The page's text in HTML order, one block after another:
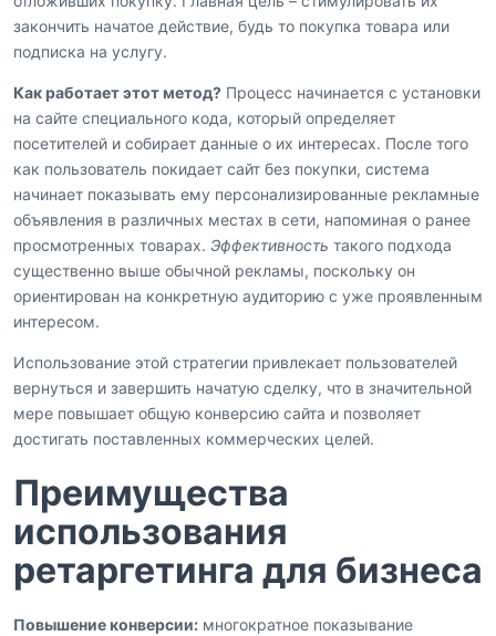
закончить начатое действие, будь то покупка товара или
подписка на услугу.
Как работает этот метод? Процесс начинается с установки
на сайте специального кода, который определяет
посетителей и собирает данные о их интересах. После того
как пользователь покидает сайт без покупки, система
начинает показывать ему персонализированные рекламные
объявления в различных местах в сети, напоминая о ранее
просмотренных товарах. Эффективность такого подхода
существенно выше обычной рекламы, поскольку он
ориентирован на конкретную аудиторию с уже проявленным
интересом.
Использование этой стратегии привлекает пользователей
вернуться и завершить начатую сделку, что в значительной
мере повышает общую конверсию сайта и позволяет
достигать поставленных коммерческих целей.
Преимущества
использования
ретаргетинга для бизнеса
Повышение конверсии: многократное показывание